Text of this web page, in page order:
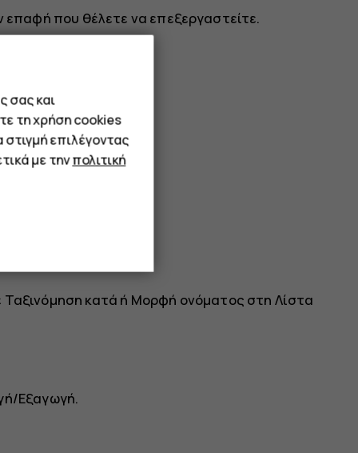
επαφή που θέλετε να επεξεργαστείτε.
Ταξινόμηση κατά ή Μορφή ονόματος στη Λίστα
Εξαγωγή.
σας και
τη χρήση cookies
επιλέγοντας
με τηνπολιτική